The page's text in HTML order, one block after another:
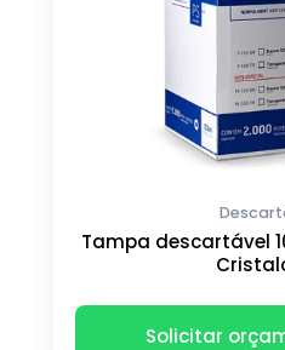
Tampa descartável
Solicitar